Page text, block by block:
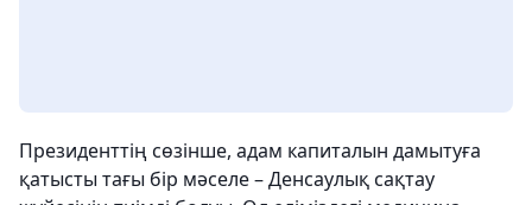
Президенттің сөзінше, адам капиталын дамытуға
қатысты тағы бір мәселе – Денсаулық сақтау